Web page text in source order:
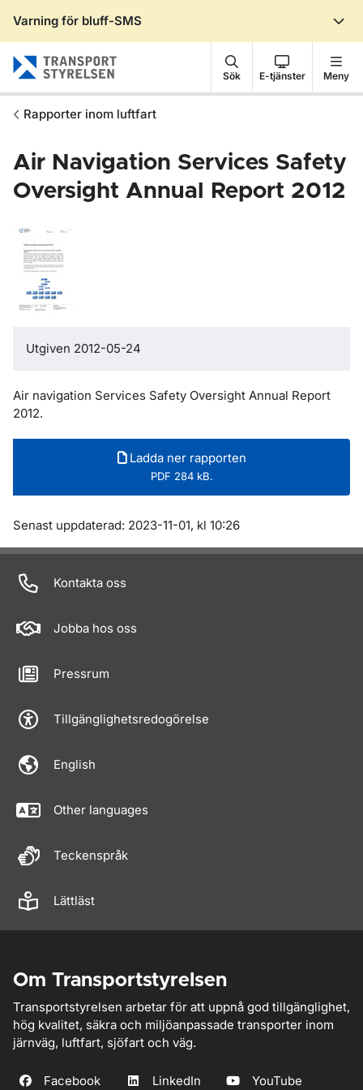
Varning för bluff-SMS
Sök E-tjänster Meny
Rapporter inom luftfart
Air Navigation Services Safety
Oversight Annual Report 2012
Utgiven 2012-05-24
Air navigation Services Safety Oversight Annual Report
2012.
Ladda ner rapporten
PDF 284 kB.
Om sidan
Senast uppdaterad: 2023-11-01, kl 10:26
Kontakta oss
Jobba hos oss
Pressrum
Tillgänglighetsredogörelse
English
Other languages
Teckenspråk
Lättläst
Om Transportstyrelsen
Transportstyrelsen arbetar för att uppnå god tillgänglighet,
hög kvalitet, säkra och miljöanpassade transporter inom
järnväg, luftfart, sjöfart och väg.
Facebook LinkedIn YouTube